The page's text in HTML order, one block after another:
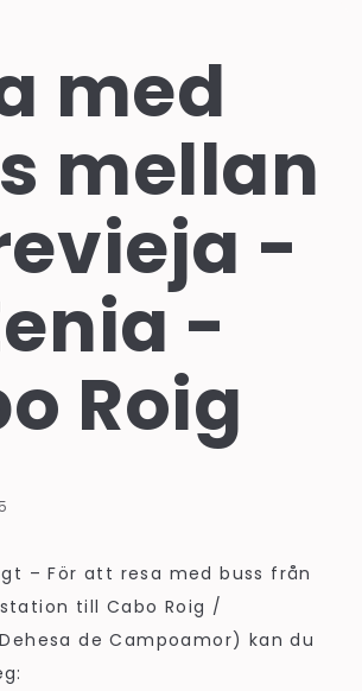
med
mellan
-
-
Roig
– För att resa med buss från
till Cabo Roig /
de Campoamor) kan du